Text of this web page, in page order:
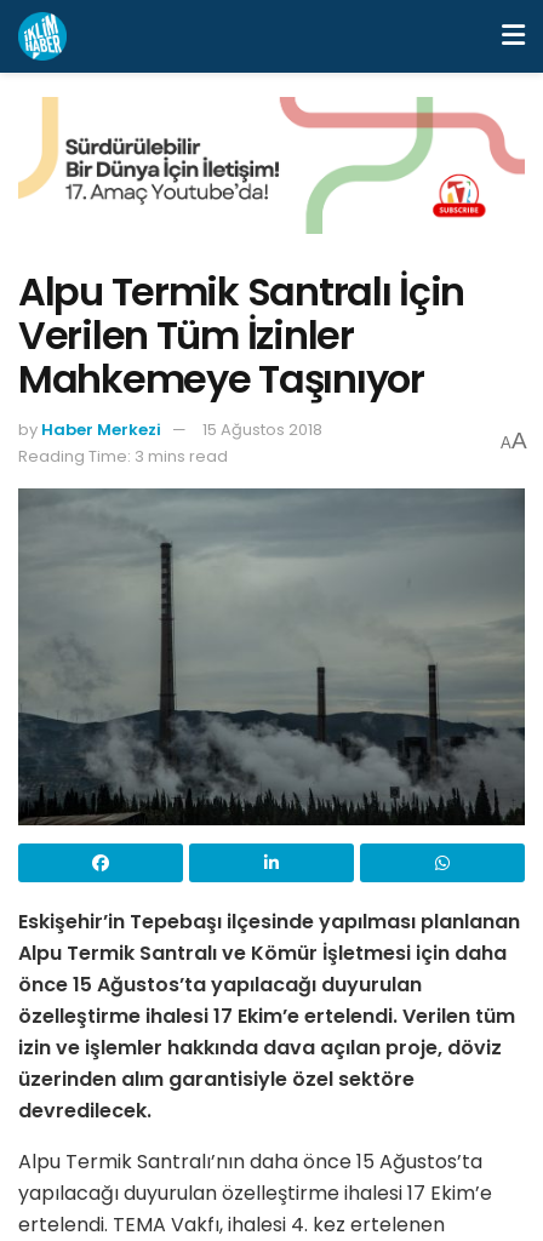
Alpu Termik Santralı İçin
Verilen Tüm İzinler
Mahkemeye Taşınıyor
by Haber Merkezi
15 Ağustos 2018
Reading Time: 3 mins read
AA
Eskişehir’in Tepebaşı ilçesinde yapılması planlanan
Alpu Termik Santralı ve Kömür İşletmesi için daha
önce 15 Ağustos’ta yapılacağı duyurulan
özelleştirme ihalesi 17 Ekim’e ertelendi. Verilen tüm
izin ve işlemler hakkında dava açılan proje, döviz
üzerinden alım garantisiyle özel sektöre
devredilecek.
Alpu Termik Santralı’nın daha önce 15 Ağustos’ta
yapılacağı duyurulan özelleştirme ihalesi 17 Ekim’e
ertelendi. TEMA Vakfı, ihalesi 4. kez ertelenen